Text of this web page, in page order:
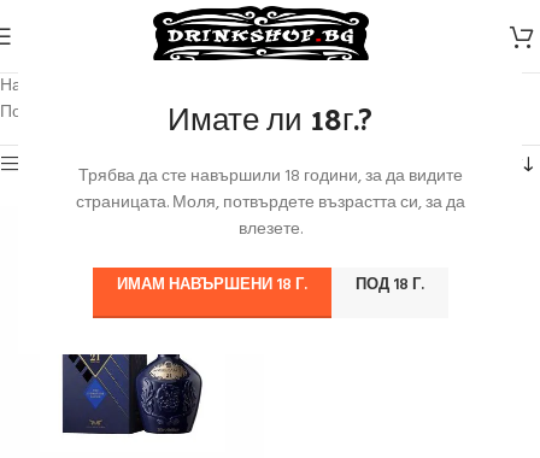
Имате ли 18г.?
Трябва да сте навършили 18 години, за да видите
страницата. Моля, потвърдете възрастта си, за да
влезете.
ИМАМ НАВЪРШЕНИ 18 Г. ПОД 18 Г.
Начало
Показване на единствения резултат
Категории